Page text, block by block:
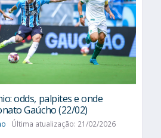
odds, palpites e onde
Gaúcho (22/02)
Última atualização: 21/02/2026